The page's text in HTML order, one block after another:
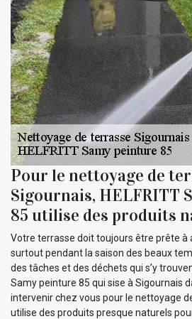
Pour le nettoyage de
Sigournais, HELFRITT
85 utilise des produits
Votre terrasse doit toujours être prête à
surtout pendant la saison des beaux
des tâches et des déchets qui s’y
Samy peinture 85 qui sise à Sigournais
intervenir chez vous pour le nettoyage
utilise des produits presque naturels